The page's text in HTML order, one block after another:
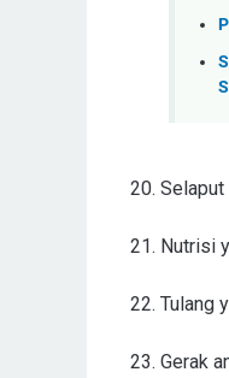
20. Selaput
21. Nutrisi
22. Tulang
23. Gerak